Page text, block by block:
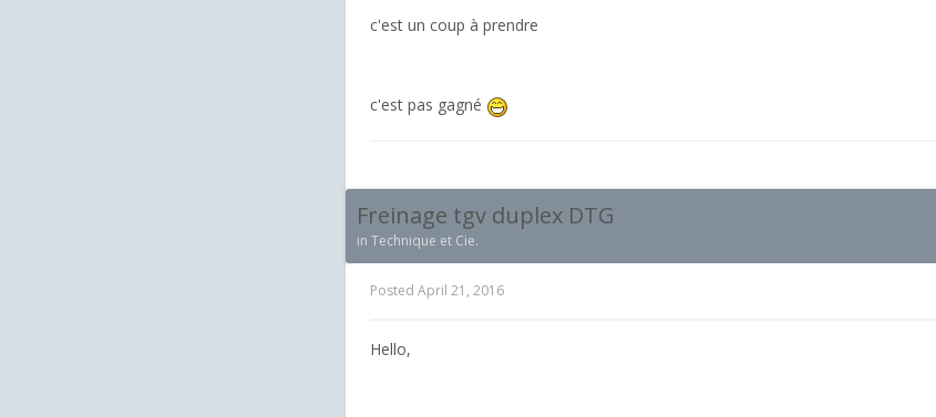
c'est un coup à prendre
c'est pas gagné
Freinage tgv duplex DTG
in Technique et Cie.
Posted April 21, 2016
Hello,